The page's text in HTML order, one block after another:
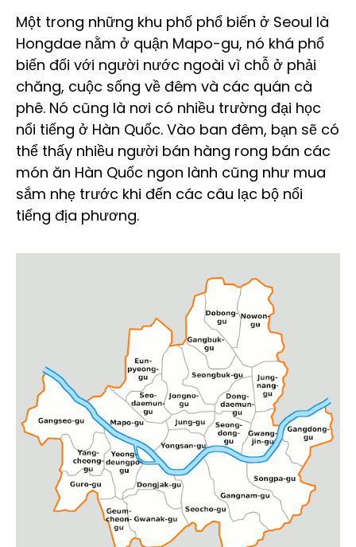
Một trong những khu phố phổ biến ở Seoul là
Hongdae nằm ở quận Mapo-gu, nó khá phổ
biến đối với người nước ngoài vì chỗ ở phải
chăng, cuộc sống về đêm và các quán cà
phê. Nó cũng là nơi có nhiều trường đại học
nổi tiếng ở Hàn Quốc. Vào ban đêm, bạn sẽ có
thể thấy nhiều người bán hàng rong bán các
món ăn Hàn Quốc ngon lành cũng như mua
sắm nhẹ trước khi đến các câu lạc bộ nổi
tiếng địa phương.